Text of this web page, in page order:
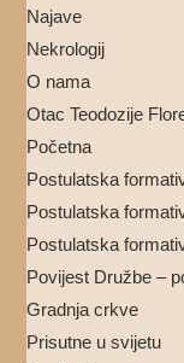
Najave
Nekrologij
O nama
Otac Teodozije
Početna
Postulatska
Postulatska
Postulatska
Povijest Družbe –
Gradnja crkve
Prisutne u svijetu